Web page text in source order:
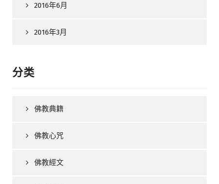
2016年6月
2016年3月
分类
佛教典籍
佛教心咒
佛教經文